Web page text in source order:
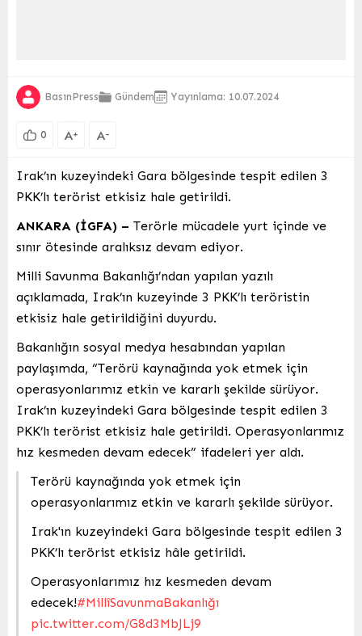
BasınPress Gündem Yayınlama: 10.07.2024
0 A+ A-
Irak’ın kuzeyindeki Gara bölgesinde tespit edilen 3
PKK’lı terörist etkisiz hale getirildi.
ANKARA (İGFA) – Terörle mücadele yurt içinde ve
sınır ötesinde aralıksız devam ediyor.
Milli Savunma Bakanlığı’ndan yapılan yazılı
açıklamada, Irak’ın kuzeyinde 3 PKK’lı teröristin
etkisiz hale getirildiğini duyurdu.
Bakanlığın sosyal medya hesabından yapılan
paylaşımda, “Terörü kaynağında yok etmek için
operasyonlarımız etkin ve kararlı şekilde sürüyor.
Irak’ın kuzeyindeki Gara bölgesinde tespit edilen 3
PKK’lı terörist etkisiz hale getirildi. Operasyonlarımız
hız kesmeden devam edecek” ifadeleri yer aldı.
Terörü kaynağında yok etmek için
operasyonlarımız etkin ve kararlı şekilde sürüyor.
Irak'ın kuzeyindeki Gara bölgesinde tespit edilen 3
PKK’lı terörist etkisiz hâle getirildi.
Operasyonlarımız hız kesmeden devam
edecek!#MillîSavunmaBakanlığı
pic.twitter.com/G8d3MbJLj9